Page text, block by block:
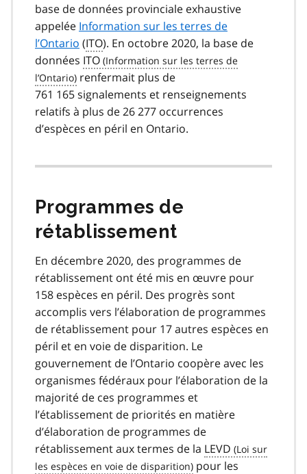
base de données provinciale exhaustive
appelée Information sur les terres de
l’Ontario (ITO). En octobre 2020, la base de
données ITO
renfermait plus de
761 165 signalements et renseignements
relatifs à plus de 26 277 occurrences
d’espèces en péril en Ontario.
Programmes de
rétablissement
En décembre 2020, des programmes de
rétablissement ont été mis en œuvre pour
158 espèces en péril. Des progrès sont
accomplis vers l’élaboration de programmes
de rétablissement pour 17 autres espèces en
péril et en voie de disparition. Le
gouvernement de l’Ontario coopère avec les
organismes fédéraux pour l’élaboration de la
majorité de ces programmes et
l’établissement de priorités en matière
d’élaboration de programmes de
rétablissement aux termes de la LEVD
pour les